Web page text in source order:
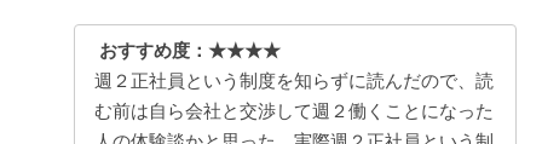
おすすめ度：★★★★
週２正社員という制度を知らずに読んだので、読
む前は自ら会社と交渉して週２働くことになった